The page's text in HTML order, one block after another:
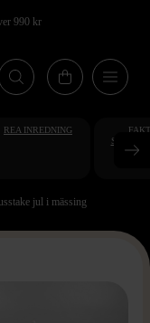
990 kr
REA INREDNING
jul i mässing